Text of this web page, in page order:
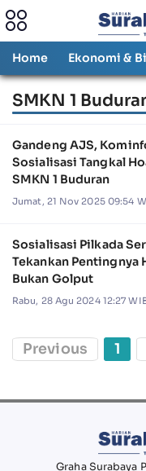
Home Ekonomi &
SMKN 1
Gandeng AJS,
Sosialisasi Tangkal
SMKN 1 Buduran
Jumat, 21 Nov 2025 09:54
Sosialisasi Pilkada
Tekankan Pentingnya
Bukan Golput
Rabu, 28 Agu 2024 12:27
Previous 1
Graha Surabaya